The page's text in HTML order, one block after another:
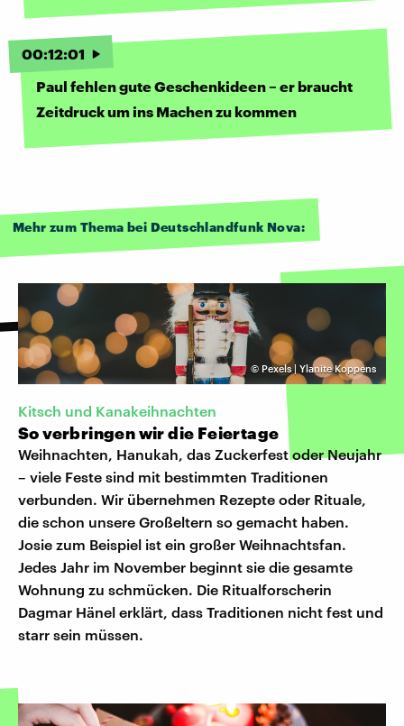
00:12:01
Paul fehlen gute Geschenkideen – er braucht
Zeitdruck um ins Machen zu kommen
Mehr zum Thema bei Deutschlandfunk Nova:
© Pexels | Ylanite Koppens
Kitsch und Kanakeihnachten
So verbringen wir die Feiertage
Weihnachten, Hanukah, das Zuckerfest oder Neujahr
– viele Feste sind mit bestimmten Traditionen
verbunden. Wir übernehmen Rezepte oder Rituale,
die schon unsere Großeltern so gemacht haben.
Josie zum Beispiel ist ein großer Weihnachtsfan.
Jedes Jahr im November beginnt sie die gesamte
Wohnung zu schmücken. Die Ritualforscherin
Dagmar Hänel erklärt, dass Traditionen nicht fest und
starr sein müssen.